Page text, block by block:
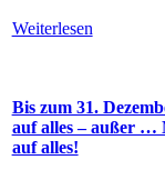
Weiterlesen
Bis zum 31.
auf alles – außer …
auf alles!